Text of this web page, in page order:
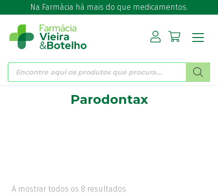
Na Farmácia há mais do que medicamentos.
Products
search
Parodontax
A mostrar todos os 8 resultados